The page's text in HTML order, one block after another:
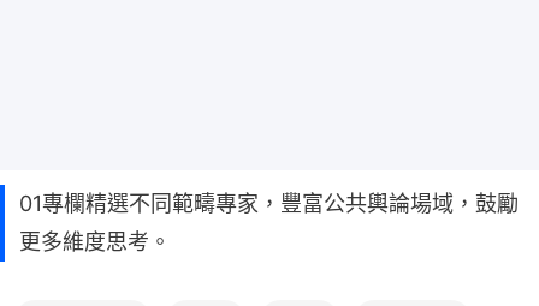
01專欄精選不同範疇專家，豐富公共輿論場域，鼓勵
更多維度思考。